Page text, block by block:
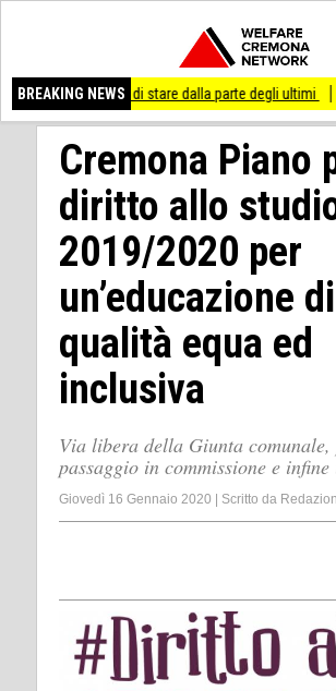
BREAKING NEWS
di stare dalla parte degli ultimi Sicurezza I
Cremona Piano
diritto allo
2019/2020 per
un’educazione di
qualità equa ed
inclusiva
Via libera della Giunta
passaggio in commissione e
Giovedì 16 Gennaio 2020 Scritto da